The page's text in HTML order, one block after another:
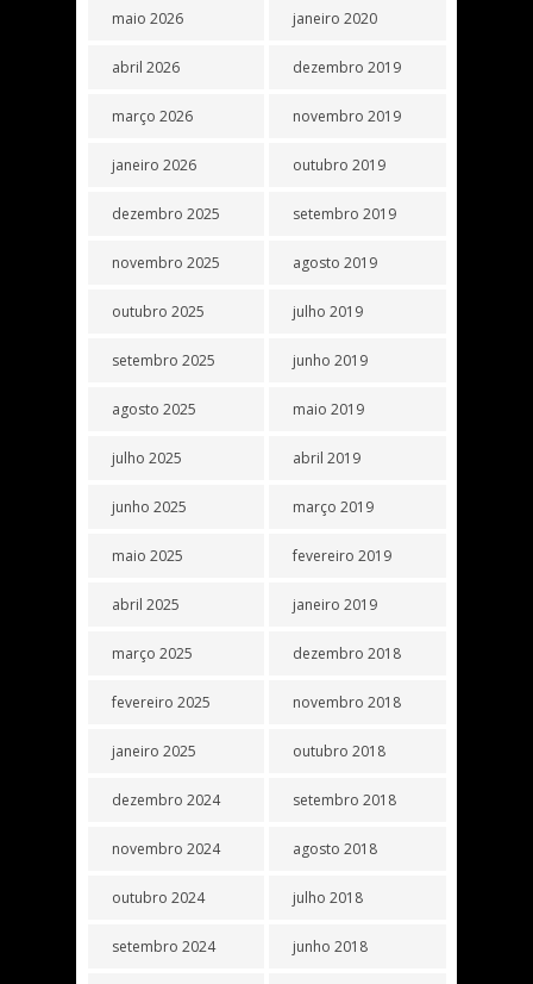
maio 2026
abril 2026
março 2026
janeiro 2026
dezembro 2025
novembro 2025
outubro 2025
setembro 2025
agosto 2025
julho 2025
junho 2025
maio 2025
abril 2025
março 2025
fevereiro 2025
janeiro 2025
dezembro 2024
novembro 2024
outubro 2024
setembro 2024
janeiro 2020
dezembro 2019
novembro 2019
outubro 2019
setembro 2019
agosto 2019
julho 2019
junho 2019
maio 2019
abril 2019
março 2019
fevereiro 2019
janeiro 2019
dezembro 2018
novembro 2018
outubro 2018
setembro 2018
agosto 2018
julho 2018
junho 2018